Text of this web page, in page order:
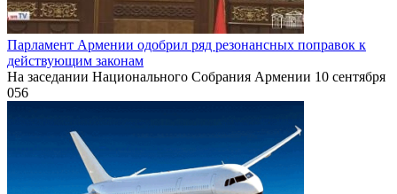
Парламент Армении одобрил ряд резонансных поправок к
действующим законам
На заседании Национального Собрания Армении 10 сентября
056